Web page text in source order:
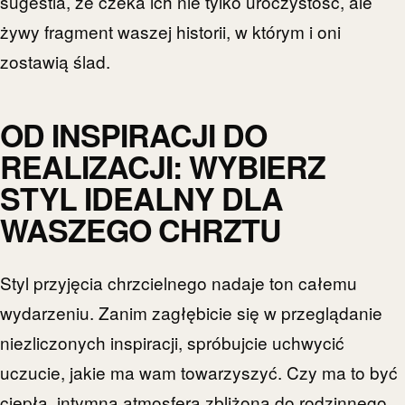
żywy fragment waszej historii, w którym i oni
zostawią ślad.
OD INSPIRACJI DO
REALIZACJI: WYBIERZ
STYL IDEALNY DLA
WASZEGO CHRZTU
Styl przyjęcia chrzcielnego nadaje ton całemu
wydarzeniu. Zanim zagłębicie się w przeglądanie
niezliczonych inspiracji, spróbujcie uchwycić
uczucie, jakie ma wam towarzyszyć. Czy ma to być